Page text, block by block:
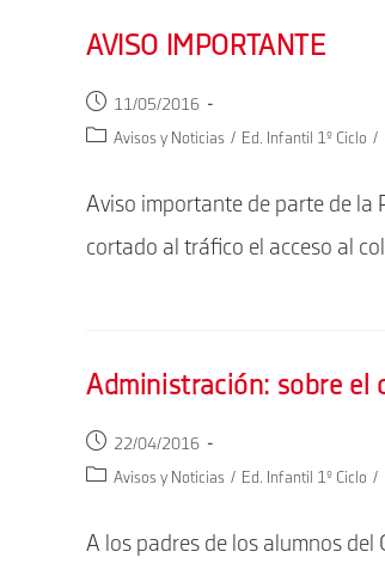
AVISO IMPORTANTE
Publicación
de
11/05/2016
Categoría
entrada:
Avisos y Noticias / Ed. Infantil 1º Ciclo /
Aviso importante de parte de
cortado al tráfico el acceso al
Administración: sobre el
Publicación
de
22/04/2016
Categoría
entrada:
Avisos y Noticias / Ed. Infantil 1º Ciclo /
A los padres de los alumnos del